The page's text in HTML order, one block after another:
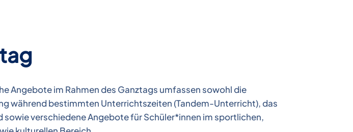
Angebote im Rahmen des Ganztags umfassen sowohl die
während bestimmten Unterrichtszeiten (Tandem-Unterricht), das
sowie verschiedene Angebote für Schüler*innen im sportlichen,